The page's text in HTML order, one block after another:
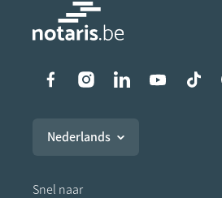
Liens vers les
Nederlands
Snel naar